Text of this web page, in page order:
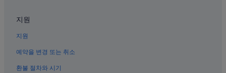
지원
지원
예약을 변경 또는 취소
환불 절차와 시기